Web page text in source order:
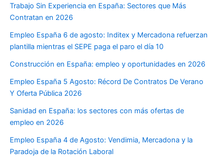
Trabajo Sin Experiencia en España: Sectores que Más
Contratan en 2026
Empleo España 6 de agosto: Inditex y Mercadona refuerzan
plantilla mientras el SEPE paga el paro el día 10
Construcción en España: empleo y oportunidades en 2026
Empleo España 5 Agosto: Récord De Contratos De Verano
Y Oferta Pública 2026
Sanidad en España: los sectores con más ofertas de
empleo en 2026
Empleo España 4 de Agosto: Vendimia, Mercadona y la
Paradoja de la Rotación Laboral